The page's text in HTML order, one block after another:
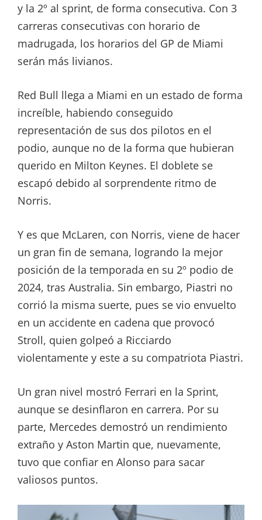
y la 2º al sprint, de forma consecutiva. Con 3
carreras consecutivas con horario de
madrugada, los horarios del GP de Miami
serán más livianos.
Red Bull llega a Miami en un estado de forma
increíble, habiendo conseguido
representación de sus dos pilotos en el
podio, aunque no de la forma que hubieran
querido en Milton Keynes. El doblete se
escapó debido al sorprendente ritmo de
Norris.
Y es que McLaren, con Norris, viene de hacer
un gran fin de semana, logrando la mejor
posición de la temporada en su 2º podio de
2024, tras Australia. Sin embargo, Piastri no
corrió la misma suerte, pues se vio envuelto
en un accidente en cadena que provocó
Stroll, quien golpeó a Ricciardo
violentamente y este a su compatriota Piastri.
Un gran nivel mostró Ferrari en la Sprint,
aunque se desinflaron en carrera. Por su
parte, Mercedes demostró un rendimiento
extraño y Aston Martin que, nuevamente,
tuvo que confiar en Alonso para sacar
valiosos puntos.